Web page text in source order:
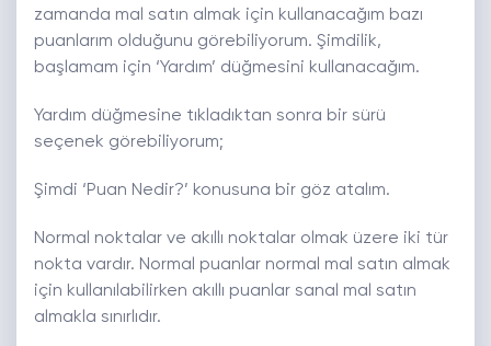
zamanda mal satın almak için kullanacağım bazı
puanlarım olduğunu görebiliyorum. Şimdilik,
başlamam için ‘Yardım’ düğmesini kullanacağım.
Yardım düğmesine tıkladıktan sonra bir sürü
seçenek görebiliyorum;
Şimdi ‘Puan Nedir?’ konusuna bir göz atalım.
Normal noktalar ve akıllı noktalar olmak üzere iki tür
nokta vardır. Normal puanlar normal mal satın almak
için kullanılabilirken akıllı puanlar sanal mal satın
almakla sınırlıdır.